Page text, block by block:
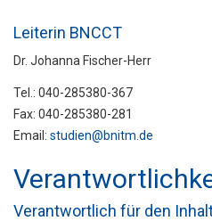
Leiterin BNCCT
Dr. Johanna Fischer-Herr
Tel.: 040-285380-367
Fax: 040-285380-281
Email: studien@bnitm.de
Verantwortlich für den